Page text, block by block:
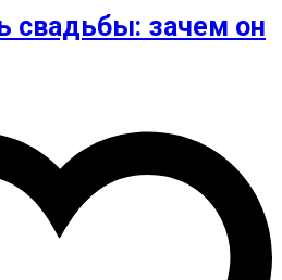
свадьбы: зачем он